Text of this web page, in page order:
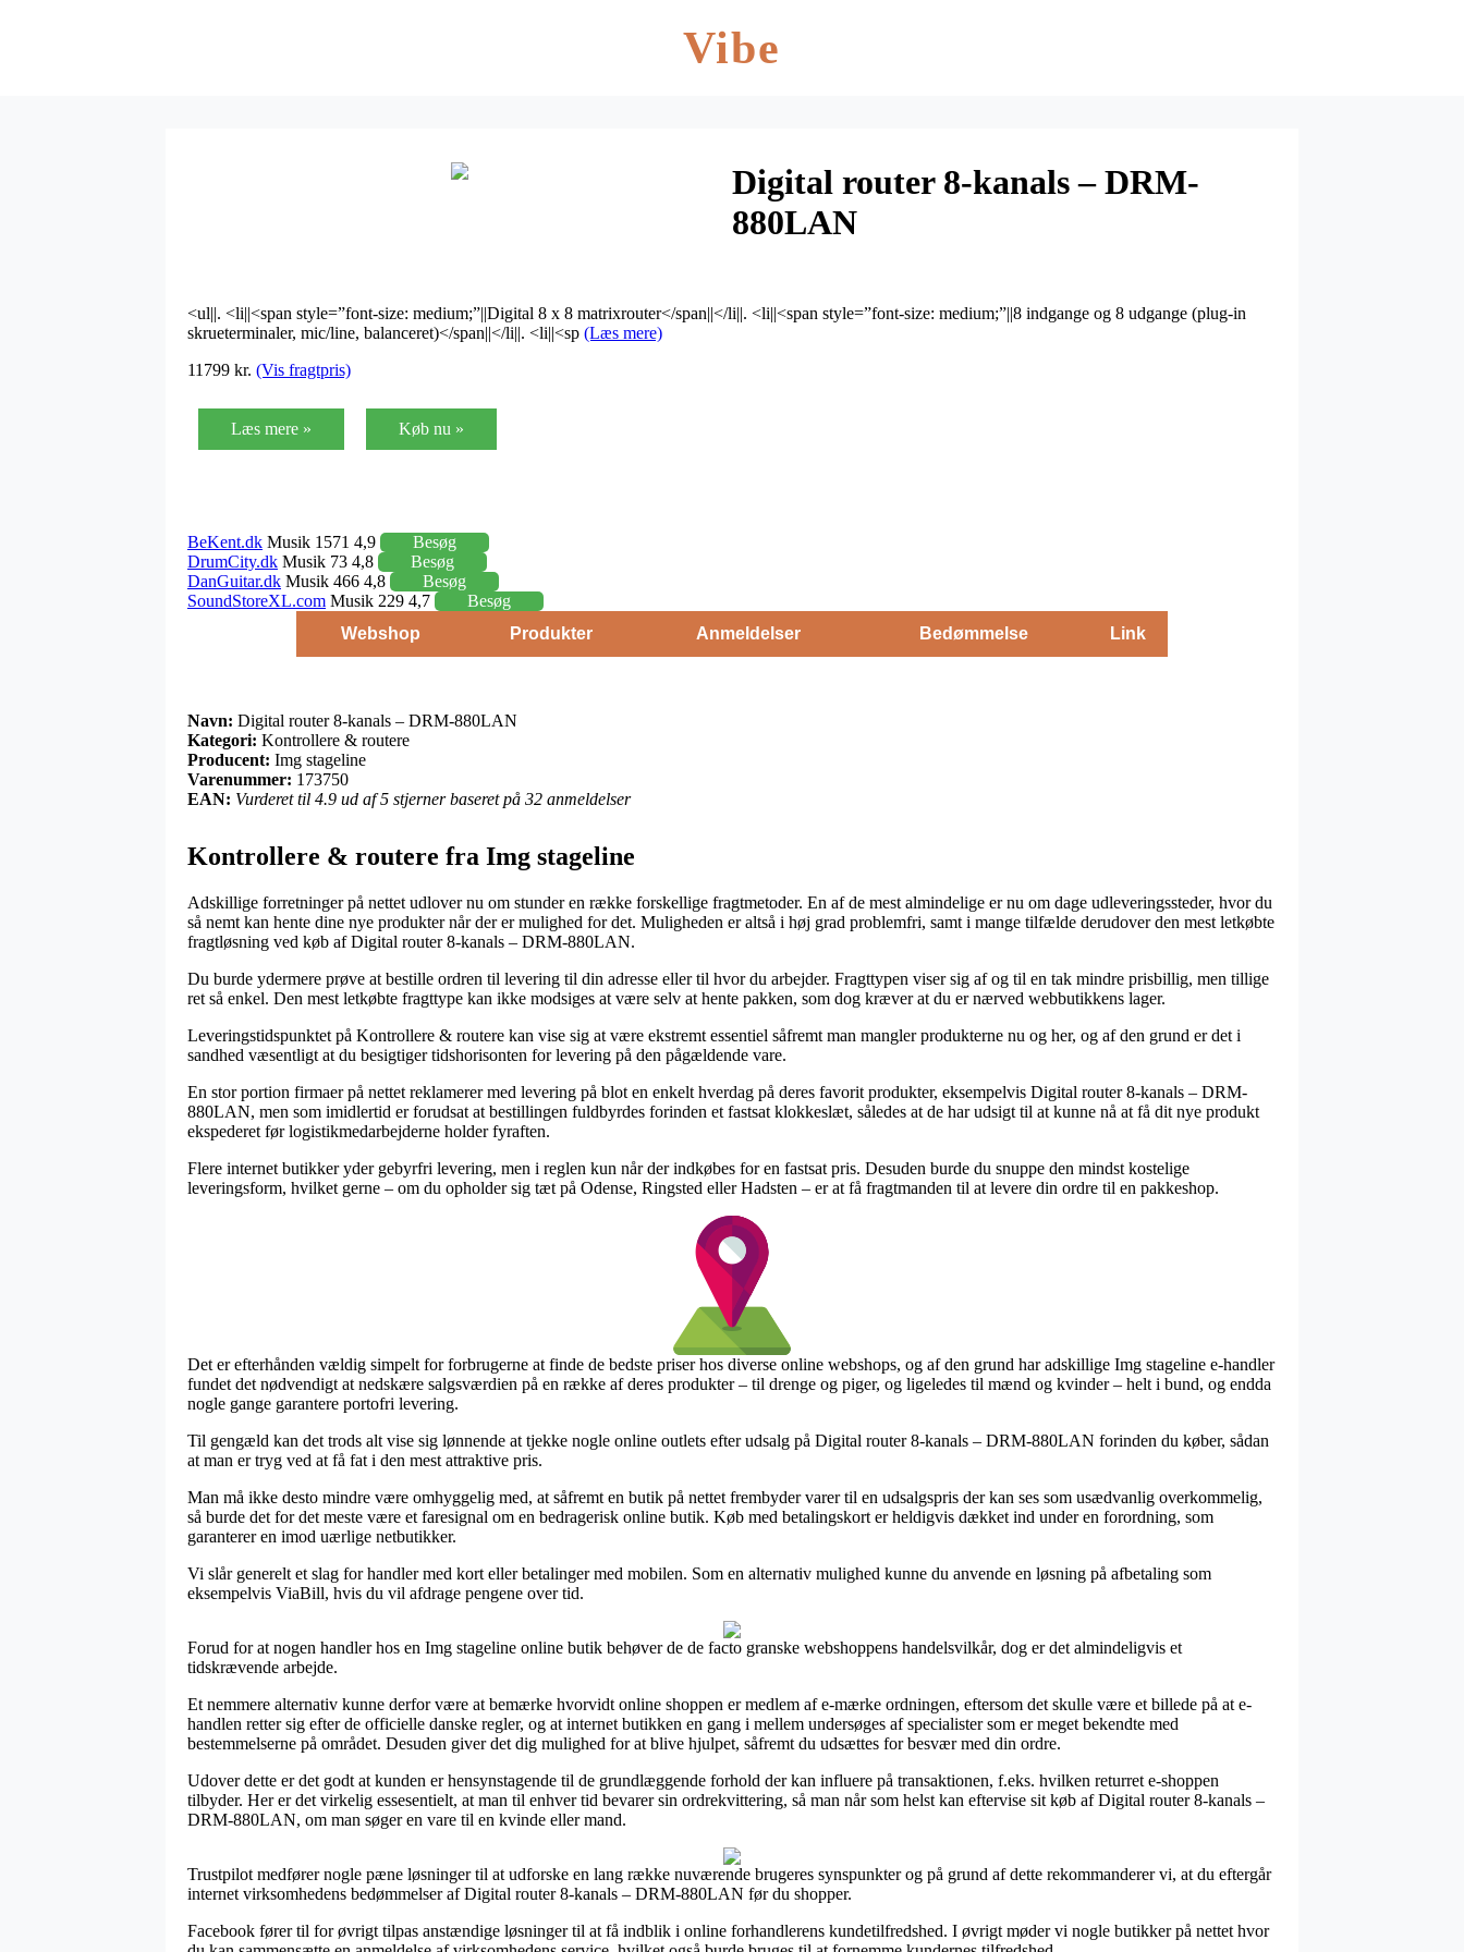
Vibe
Digital router 8-kanals – DRM-
880LAN
<ul||. <li||<span style=”font-size: medium;”||Digital 8 x 8 matrixrouter</span||</li||. <li||<span style=”font-size: medium;”||8 indgange og 8 udgange (plug-in
skrueterminaler, mic/line, balanceret)</span||</li||. <li||<sp (Læs mere)
11799 kr. (Vis fragtpris)
Læs mere » Køb nu »
BeKent.dk Musik 1571 4,9
Besøg
DrumCity.dk Musik 73 4,8
Besøg
DanGuitar.dk Musik 466 4,8
Besøg
SoundStoreXL.com Musik 229 4,7
Besøg
Webshop
Produkter Anmeldelser Bedømmelse Link
Navn: Digital router 8-kanals – DRM-880LAN
Kategori: Kontrollere & routere
Producent: Img stageline
Varenummer: 173750
EAN: Vurderet til 4.9 ud af 5 stjerner baseret på 32 anmeldelser
Kontrollere & routere fra Img stageline
Adskillige forretninger på nettet udlover nu om stunder en række forskellige fragtmetoder. En af de mest almindelige er nu om dage udleveringssteder, hvor du
så nemt kan hente dine nye produkter når der er mulighed for det. Muligheden er altså i høj grad problemfri, samt i mange tilfælde derudover den mest letkøbte
fragtløsning ved køb af Digital router 8-kanals – DRM-880LAN.
Du burde ydermere prøve at bestille ordren til levering til din adresse eller til hvor du arbejder. Fragttypen viser sig af og til en tak mindre prisbillig, men tillige
ret så enkel. Den mest letkøbte fragttype kan ikke modsiges at være selv at hente pakken, som dog kræver at du er nærved webbutikkens lager.
Leveringstidspunktet på Kontrollere & routere kan vise sig at være ekstremt essentiel såfremt man mangler produkterne nu og her, og af den grund er det i
sandhed væsentligt at du besigtiger tidshorisonten for levering på den pågældende vare.
En stor portion firmaer på nettet reklamerer med levering på blot en enkelt hverdag på deres favorit produkter, eksempelvis Digital router 8-kanals – DRM-
880LAN, men som imidlertid er forudsat at bestillingen fuldbyrdes forinden et fastsat klokkeslæt, således at de har udsigt til at kunne nå at få dit nye produkt
ekspederet før logistikmedarbejderne holder fyraften.
Flere internet butikker yder gebyrfri levering, men i reglen kun når der indkøbes for en fastsat pris. Desuden burde du snuppe den mindst kostelige
leveringsform, hvilket gerne – om du opholder sig tæt på Odense, Ringsted eller Hadsten – er at få fragtmanden til at levere din ordre til en pakkeshop.
Det er efterhånden vældig simpelt for forbrugerne at finde de bedste priser hos diverse online webshops, og af den grund har adskillige Img stageline e-handler
fundet det nødvendigt at nedskære salgsværdien på en række af deres produkter – til drenge og piger, og ligeledes til mænd og kvinder – helt i bund, og endda
nogle gange garantere portofri levering.
Til gengæld kan det trods alt vise sig lønnende at tjekke nogle online outlets efter udsalg på Digital router 8-kanals – DRM-880LAN forinden du køber, sådan
at man er tryg ved at få fat i den mest attraktive pris.
Man må ikke desto mindre være omhyggelig med, at såfremt en butik på nettet frembyder varer til en udsalgspris der kan ses som usædvanlig overkommelig,
så burde det for det meste være et faresignal om en bedragerisk online butik. Køb med betalingskort er heldigvis dækket ind under en forordning, som
garanterer en imod uærlige netbutikker.
Vi slår generelt et slag for handler med kort eller betalinger med mobilen. Som en alternativ mulighed kunne du anvende en løsning på afbetaling som
eksempelvis ViaBill, hvis du vil afdrage pengene over tid.
Forud for at nogen handler hos en Img stageline online butik behøver de de facto granske webshoppens handelsvilkår, dog er det almindeligvis et
tidskrævende arbejde.
Et nemmere alternativ kunne derfor være at bemærke hvorvidt online shoppen er medlem af e-mærke ordningen, eftersom det skulle være et billede på at e-
handlen retter sig efter de officielle danske regler, og at internet butikken en gang i mellem undersøges af specialister som er meget bekendte med
bestemmelserne på området. Desuden giver det dig mulighed for at blive hjulpet, såfremt du udsættes for besvær med din ordre.
Udover dette er det godt at kunden er hensynstagende til de grundlæggende forhold der kan influere på transaktionen, f.eks. hvilken returret e-shoppen
tilbyder. Her er det virkelig essesentielt, at man til enhver tid bevarer sin ordrekvittering, så man når som helst kan eftervise sit køb af Digital router 8-kanals –
DRM-880LAN, om man søger en vare til en kvinde eller mand.
Trustpilot medfører nogle pæne løsninger til at udforske en lang række nuværende brugeres synspunkter og på grund af dette rekommanderer vi, at du eftergår
internet virksomhedens bedømmelser af Digital router 8-kanals – DRM-880LAN før du shopper.
Facebook fører til for øvrigt tilpas anstændige løsninger til at få indblik i online forhandlerens kundetilfredshed. I øvrigt møder vi nogle butikker på nettet hvor